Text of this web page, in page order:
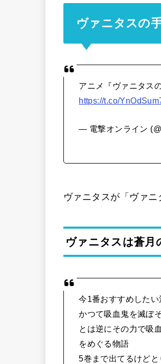
ヴァニタスの
アニメ『ヴァニタス
https://t.co/
— 電撃オンライン
ヴァニタスが「ヴァニ
ヴァニタスは蒼月
今1番おすすめした
かつて吸血鬼を滅ぼ
とは逆にその力で吸
をめぐる物語
5巻まで出てるけど